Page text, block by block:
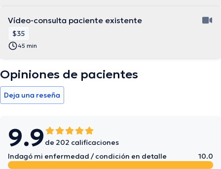
Vídeo-consulta paciente existente
$35
45 min
Opiniones de pacientes
Deja una reseña
9.9 de 202 calificaciones
Indagó mi enfermedad / condición en detalle
10.0